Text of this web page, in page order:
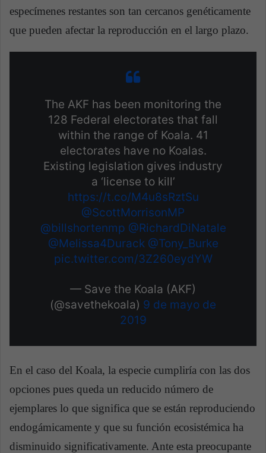
especímenes restantes son tan cercanos genéticamente
que pueden afectar la reproducción en el largo plazo.
The AKF has been monitoring the
128 Federal electorates that fall
within the range of Koala. 41
electorates have no Koalas.
Existing legislation gives industry
a ‘license to kill’
https://t.co/M4u8sRztSu
@ScottMorrisonMP
@billshortenmp @RichardDiNatale
@Melissa4Durack @Tony_Burke
pic.twitter.com/3Z260eydYW
— Save the Koala (AKF)
(@savethekoala) 9 de mayo de
2019
En el caso del Koala, la especie cumpliría con las dos
opciones pues queda un reducido número de
ejemplares lo que significa que se están reproduciendo
endogámicamente y que su función ecosistémica ha
disminuido significativamente. Ante esta preocupante